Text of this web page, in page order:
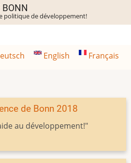
BONN
politique de développement!
English Français
de Bonn 2018
au développement!"